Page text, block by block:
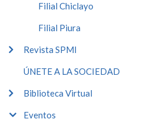
Filial Chiclayo
Filial Piura
Revista SPMI
ÚNETE A LA SOCIEDAD
Biblioteca Virtual
Eventos